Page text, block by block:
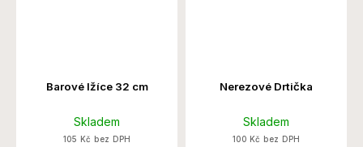
Barové lžíce 32 cm
Skladem
105 Kč bez DPH
Nerezové Drtička
Skladem
100 Kč bez DPH